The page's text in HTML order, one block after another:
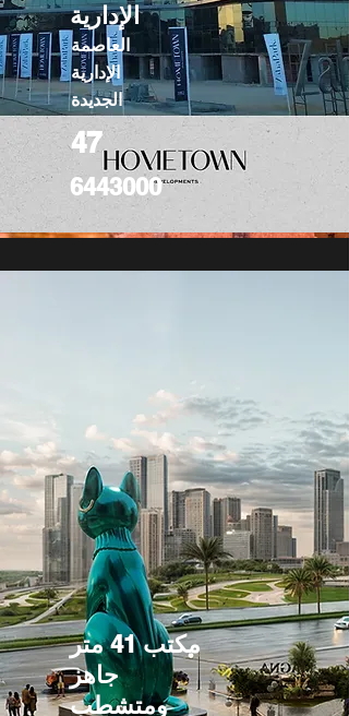
الإدارية
العاصمة
الإدارية
الجديدة
47
6443000
مكتب 41 متر
جاهز
ومتشطب